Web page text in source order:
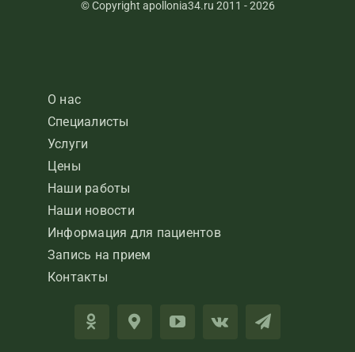
© Copyright apollonia34.ru 2011 - 2026
О нас
Специалисты
Услуги
Цены
Наши работы
Наши новости
Информация для пациентов
Запись на прием
Контакты